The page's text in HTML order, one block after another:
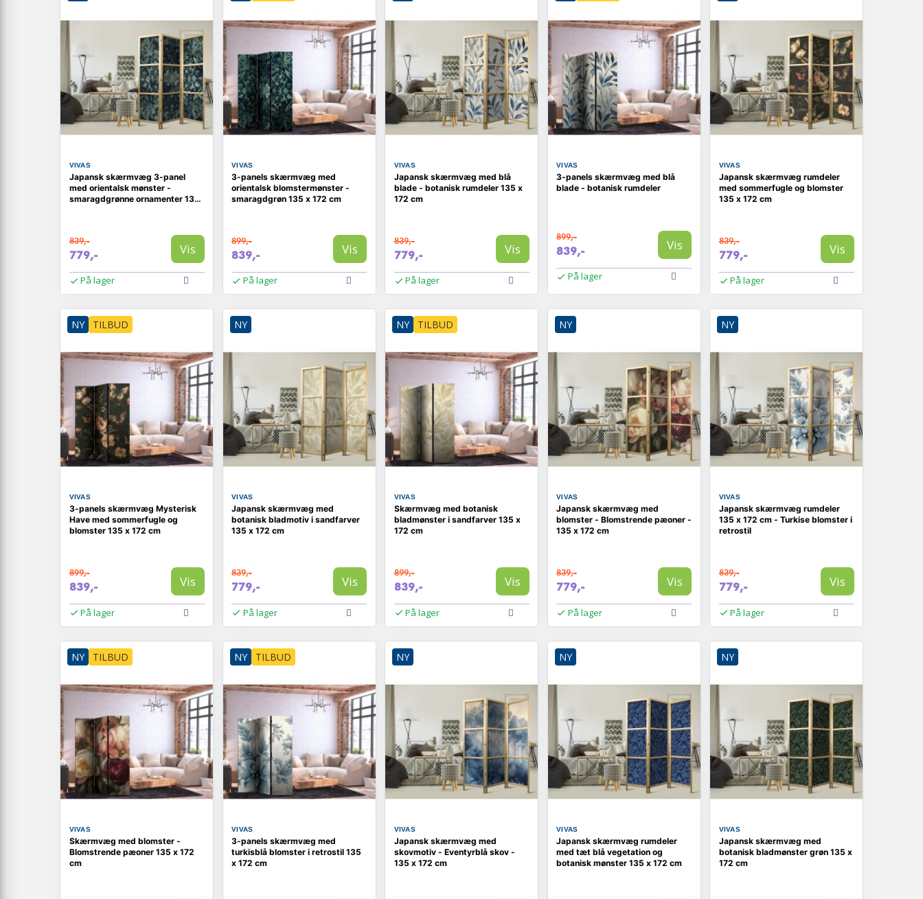
VIVAS
Japansk skærmvæg 3-panel
med orientalsk mønster -
smaragdgrønne ornamenter 135
839,-
779,- Vis
På lager
VIVAS
3-panels skærmvæg med
orientalsk blomstermønster -
smaragdgrøn 135 x 172 cm
899,-
839,- Vis
På lager
VIVAS
Japansk skærmvæg med blå
blade - botanisk rumdeler 135 x
172 cm
839,-
779,- Vis
På lager
VIVAS
3-panels skærmvæg med blå
blade - botanisk rumdeler
899,-
839,- Vis
På lager
VIVAS
Japansk skærmvæg rumdeler
med sommerfugle og blomster
135 x 172 cm
839,-
779,- Vis
På lager
NY TILBUD
VIVAS
3-panels skærmvæg Mysterisk
Have med sommerfugle og
blomster 135 x 172 cm
899,-
839,- Vis
På lager
NY
VIVAS
Japansk skærmvæg med
botanisk bladmotiv i sandfarver
135 x 172 cm
839,-
779,- Vis
På lager
NY TILBUD
VIVAS
Skærmvæg med botanisk
bladmønster i sandfarver 135 x
172 cm
899,-
839,- Vis
På lager
NY
VIVAS
Japansk skærmvæg med
blomster - Blomstrende pæoner -
135 x 172 cm
839,-
779,- Vis
På lager
NY
VIVAS
Japansk skærmvæg rumdeler
135 x 172 cm - Turkise blomster i
retrostil
839,-
779,- Vis
På lager
NY TILBUD
VIVAS
Skærmvæg med blomster -
Blomstrende pæoner 135 x 172
cm
NY TILBUD
VIVAS
3-panels skærmvæg med
turkisblå blomster i retrostil 135
x 172 cm
NY
VIVAS
Japansk skærmvæg med
skovmotiv - Eventyrblå skov -
135 x 172 cm
NY
VIVAS
Japansk skærmvæg rumdeler
med tæt blå vegetation og
botanisk mønster 135 x 172 cm
NY
VIVAS
Japansk skærmvæg med
botanisk bladmønster grøn 135 x
172 cm